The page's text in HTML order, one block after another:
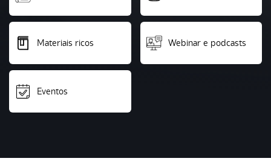
Materiais ricos Webinar e podcasts
Eventos